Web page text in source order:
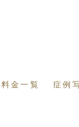
料金一覧 症例